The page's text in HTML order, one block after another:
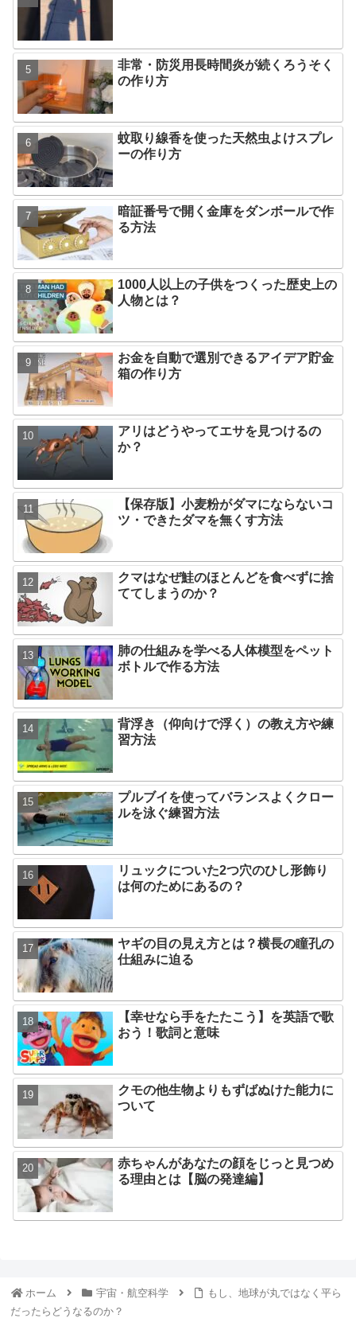
非常・防災用長時間炎が続くろうそく
の作り方
蚊取り線香を使った天然虫よけスプレ
ーの作り方
暗証番号で開く金庫をダンボールで作
る方法
1000人以上の子供をつくった歴史上の
人物とは？
お金を自動で選別できるアイデア貯金
箱の作り方
アリはどうやってエサを見つけるの
か？
【保存版】小麦粉がダマにならないコ
ツ・できたダマを無くす方法
クマはなぜ鮭のほとんどを食べずに捨
ててしまうのか？
肺の仕組みを学べる人体模型をペット
ボトルで作る方法
背浮き（仰向けで浮く）の教え方や練
習方法
プルブイを使ってバランスよくクロー
ルを泳ぐ練習方法
リュックについた2つ穴のひし形飾り
は何のためにあるの？
ヤギの目の見え方とは？横長の瞳孔の
仕組みに迫る
【幸せなら手をたたこう】を英語で歌
おう！歌詞と意味
クモの他生物よりもずばぬけた能力に
ついて
赤ちゃんがあなたの顔をじっと見つめ
る理由とは【脳の発達編】
ホーム 宇宙・航空科学
もし、地球が丸ではなく平ら
だったらどうなるのか？